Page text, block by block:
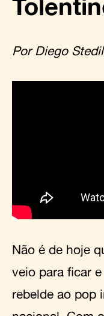
Por Diego
Não é de hoje
veio para ficar
rebelde ao pop